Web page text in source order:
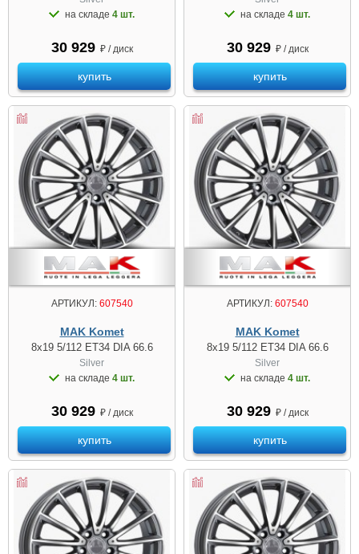
на складе 4 шт.
30 929 ₽ / диск
купить
на складе 4 шт.
30 929 ₽ / диск
купить
АРТИКУЛ:607540
MAK Komet
8x19 5/112 ET34 DIA 66.6
Silver
на складе 4 шт.
30 929 ₽ / диск
купить
АРТИКУЛ:607540
MAK Komet
8x19 5/112 ET34 DIA 66.6
Silver
на складе 4 шт.
30 929 ₽ / диск
купить